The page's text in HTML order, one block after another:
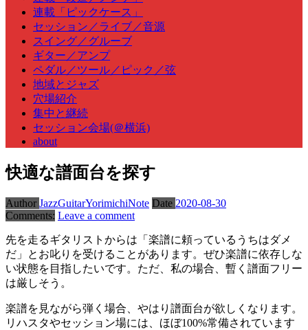
連載「ピックケース」
セッション／ライブ／音源
スイング／グルーブ
ギター／アンプ
ペダル／ツール／ピック／弦
地域とジャズ
穴場紹介
集中と継続
セッション会場(＠横浜)
about
快適な譜面台を探す
Author JazzGuitarYorimichiNote Date 2020-08-30
Comments: Leave a comment
先を走るギタリストからは「楽譜に頼っているうちはダメ
だ」とお叱りを受けることがあります。ぜひ楽譜に依存しな
い状態を目指したいです。ただ、私の場合、暫く譜面フリー
は厳しそう。
楽譜を見ながら弾く場合、やはり譜面台が欲しくなります。
リハスタやセッション場には、ほぼ100%常備されています